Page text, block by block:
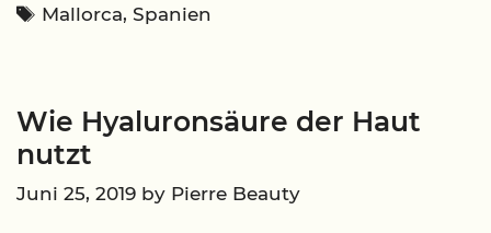
Tags
Mallorca,Spanien
Wie Hyaluronsäure der Haut
nutzt
Juni 25, 2019 by Pierre Beauty